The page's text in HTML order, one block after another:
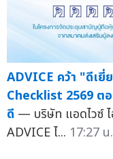
ADVICE คว้า "ดีเยี่
Checklist 2569 ต
ดี — บริษัท แอดไวซ์
ADVICE ไ... 17:27 น.